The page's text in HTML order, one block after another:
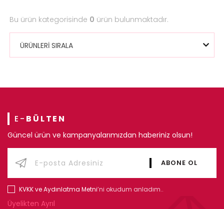
Bu ürün kategorisinde 0 ürün bulunmaktadır.
ÜRÜNLERİ SIRALA
E- BÜLTEN
Güncel ürün ve kampanyalarımızdan haberiniz olsun!
KVKK ve Aydınlatma Metni’ni okudum anladım..
Üyelikten Ayrıl